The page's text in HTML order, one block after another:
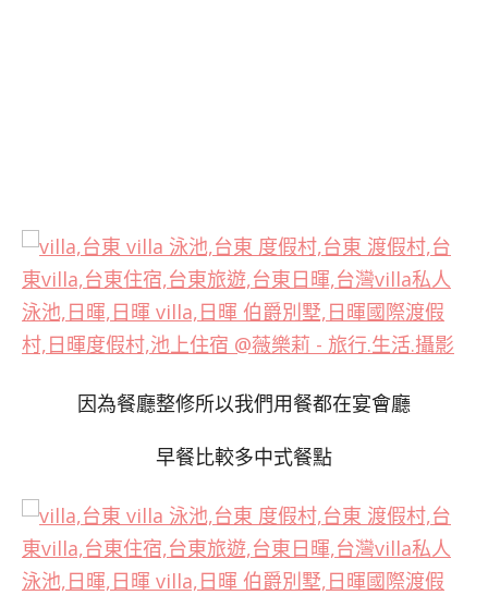
因為餐廳整修所以我們用餐都在宴會廳
早餐比較多中式餐點